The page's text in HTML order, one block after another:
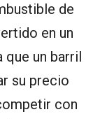
de
en un
un barril
su precio
con